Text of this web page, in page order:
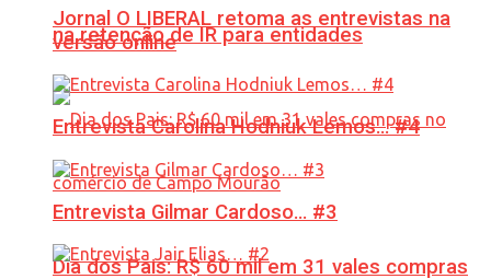
na retenção de IR para entidades
Dia dos Pais: R$ 60 mil em 31 vales compras
Jornal O LIBERAL retoma as entrevistas na
versão online
Entrevista Carolina Hodniuk Lemos… #4
Entrevista Gilmar Cardoso… #3